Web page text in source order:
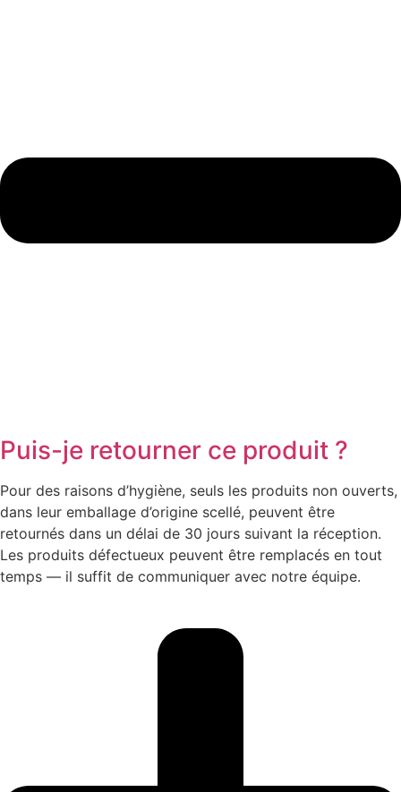
Puis-je retourner ce produit ?
Pour des raisons d’hygiène, seuls les produits non ouverts,
dans leur emballage d’origine scellé, peuvent être
retournés dans un délai de 30 jours suivant la réception.
Les produits défectueux peuvent être remplacés en tout
temps — il suffit de communiquer avec notre équipe.